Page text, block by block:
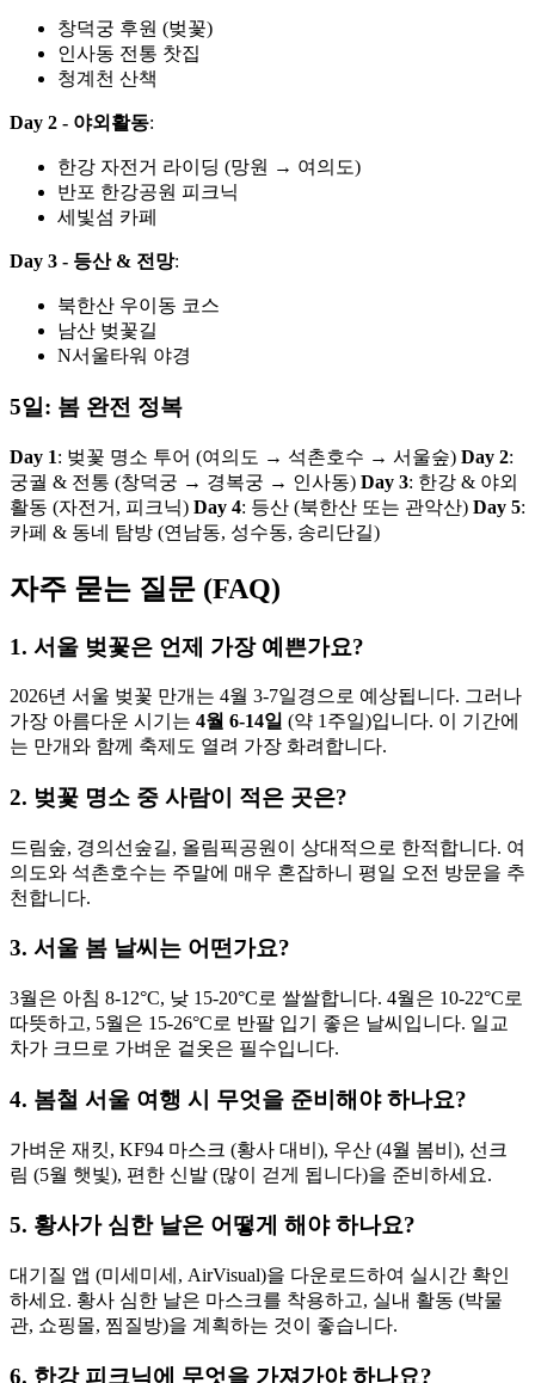
창덕궁 후원 (벚꽃)
인사동 전통 찻집
청계천 산책
Day 2 - 야외활동:
한강 자전거 라이딩 (망원 → 여의도)
반포 한강공원 피크닉
세빛섬 카페
Day 3 - 등산 & 전망:
북한산 우이동 코스
남산 벚꽃길
N서울타워 야경
5일: 봄 완전 정복
Day 1: 벚꽃 명소 투어 (여의도 → 석촌호수 → 서울숲) Day 2:
궁궐 & 전통 (창덕궁 → 경복궁 → 인사동) Day 3: 한강 & 야외
활동 (자전거, 피크닉) Day 4: 등산 (북한산 또는 관악산) Day 5:
카페 & 동네 탐방 (연남동, 성수동, 송리단길)
자주 묻는 질문 (FAQ)
1. 서울 벚꽃은 언제 가장 예쁜가요?
2026년 서울 벚꽃 만개는 4월 3-7일경으로 예상됩니다. 그러나
가장 아름다운 시기는 4월 6-14일 (약 1주일)입니다. 이 기간에
는 만개와 함께 축제도 열려 가장 화려합니다.
2. 벚꽃 명소 중 사람이 적은 곳은?
드림숲, 경의선숲길, 올림픽공원이 상대적으로 한적합니다. 여
의도와 석촌호수는 주말에 매우 혼잡하니 평일 오전 방문을 추
천합니다.
3. 서울 봄 날씨는 어떤가요?
3월은 아침 8-12°C, 낮 15-20°C로 쌀쌀합니다. 4월은 10-22°C로
따뜻하고, 5월은 15-26°C로 반팔 입기 좋은 날씨입니다. 일교
차가 크므로 가벼운 겉옷은 필수입니다.
4. 봄철 서울 여행 시 무엇을 준비해야 하나요?
가벼운 재킷, KF94 마스크 (황사 대비), 우산 (4월 봄비), 선크
림 (5월 햇빛), 편한 신발 (많이 걷게 됩니다)을 준비하세요.
5. 황사가 심한 날은 어떻게 해야 하나요?
대기질 앱 (미세미세, AirVisual)을 다운로드하여 실시간 확인
하세요. 황사 심한 날은 마스크를 착용하고, 실내 활동 (박물
관, 쇼핑몰, 찜질방)을 계획하는 것이 좋습니다.
6. 한강 피크닉에 무엇을 가져가야 하나요?